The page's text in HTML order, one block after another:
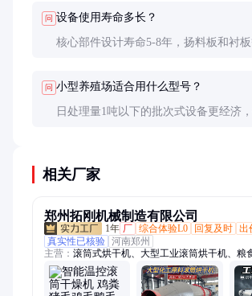
问 设备使用寿命多长？
核心部件设计寿命5-8年，扬料板和衬
问 小型养殖场适合用什么型号？
日处理量1吨以下的批次式设备更经济
相关厂家
郑州拓刚机械制造有限公司
1年 厂 综合体验L0 回复及时 出
真实性已核验 河南郑州
主营： 滚筒式烘干机、大型工业滚筒烘干机、粮
化工颗粒滚筒烘干机、连续式滚筒烘干机、长滚
机、农业滚筒干燥机、间接式滚筒脱水机